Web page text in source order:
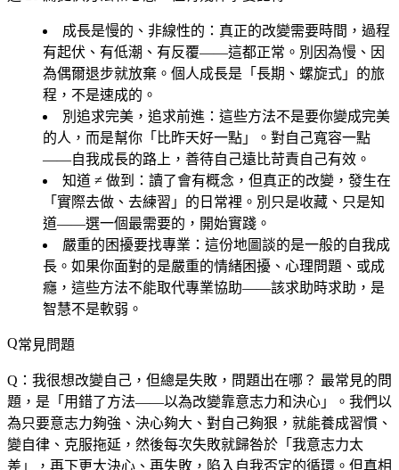
成長是慢的、非線性的 ：真正的改變需要時間，過程
有起伏、有低潮、有反覆——這都正常。別因為慢、因
為偶爾退步就放棄。個人成長是「長期、螺旋式」的旅
程，不是速成的。
別追求完美，追求前進 ：這些方法不是要你變成完美
的人，而是幫你「比昨天好一點」。對自己寬容一點
——自我成長的路上，善待自己遠比苛責自己有效。
知道 ≠ 做到 ：讀了會有概念，但真正的改變，發生在
「實際去做、去練習」的日常裡。別只是收藏、只是知
道——選一個最需要的，開始實踐。
嚴重的困擾要找專業 ：這份地圖談的是一般的自我成
長。如果你面對的是嚴重的情緒困擾、心理問題、或成
癮，這些方法不能取代專業協助——該求助時求助，是
智慧不是軟弱。
常見問題
Q：我很想改變自己，但總是失敗，問題出在哪？ 最常見的問
題，是「用錯了方法——以為改變靠意志力和決心」。我們以
為只要意志力夠強、決心夠大、對自己夠狠，就能養成習慣、
變自律、克服拖延，然後每次失敗就歸咎於「我意志力太
差」，再下更大決心、再失敗，陷入自我否定的循環。但真相